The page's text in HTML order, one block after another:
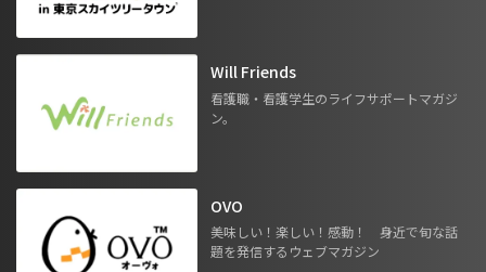
Will Friends
看護職・看護学生のライフサポートマガジ
ン。
OVO
美味しい！楽しい！感動！ 身近で旬な話
題を発信するウェブマガジン